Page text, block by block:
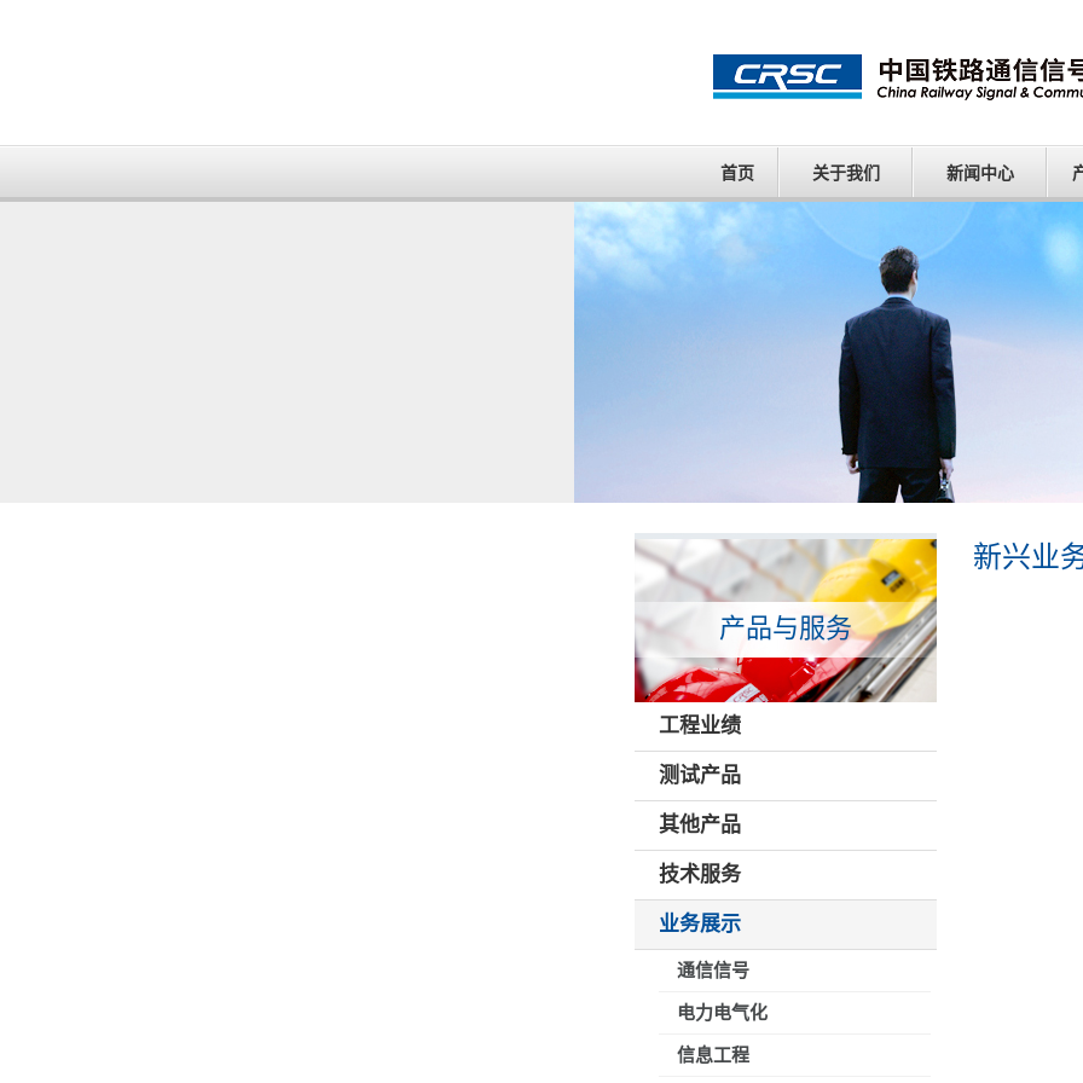
首页 关于我们 新闻中心
产品与服务
工程业绩
测试产品
其他产品
技术服务
业务展示
通信信号
电力电气化
信息工程
新兴业